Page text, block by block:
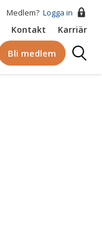
Medlem? Logga in
Kontakt Karriär
Bli medlem
Logga